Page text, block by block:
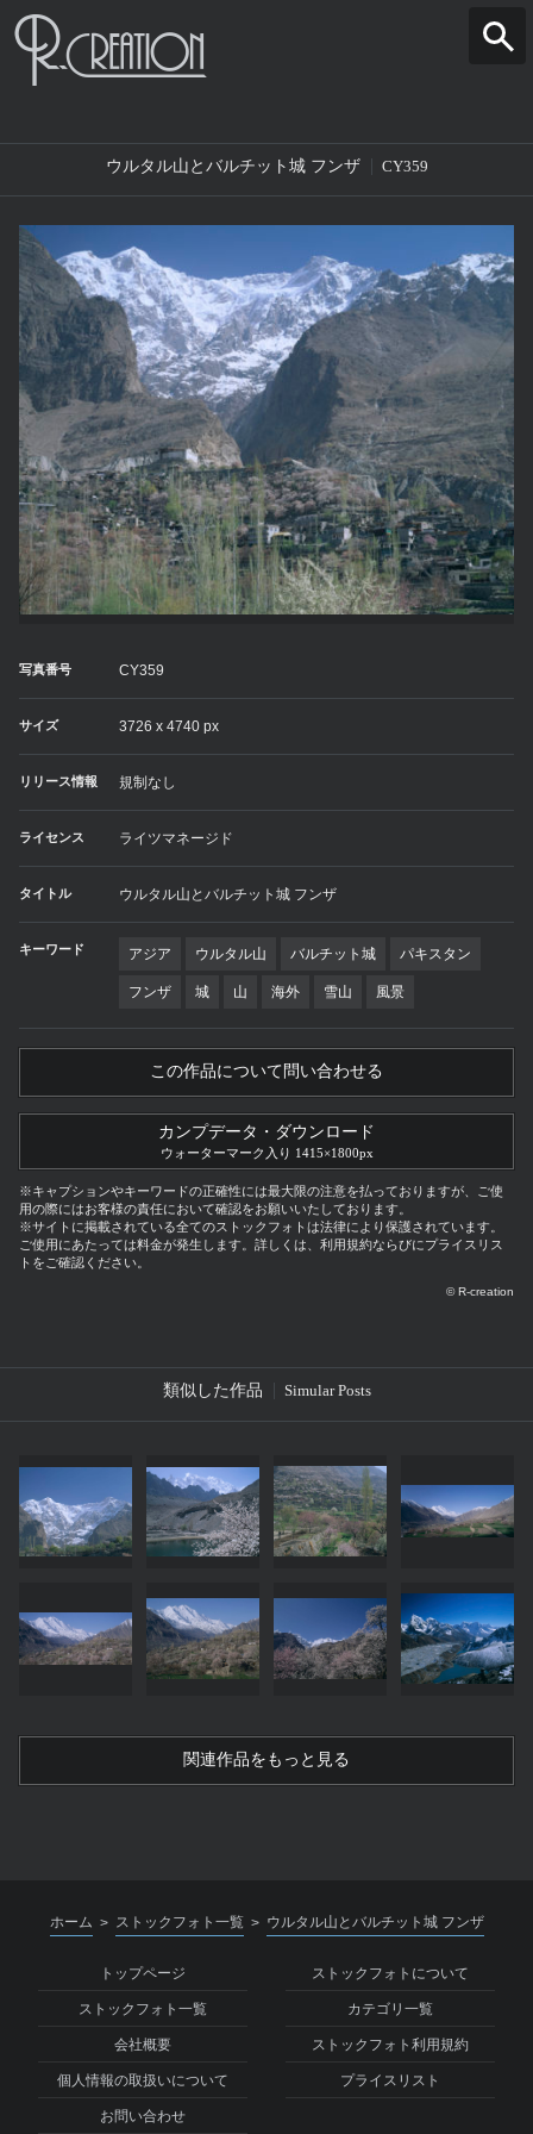
ウルタル山とバルチット城 フンザ CY359
写真番号 CY359
サイズ 3726 x 4740 px
リリース情報 規制なし
ライセンス ライツマネージド
タイトル ウルタル山とバルチット城 フンザ
キーワード アジア ウルタル山 バルチット城 パキスタン
フンザ 城 山 海外 雪山 風景
この作品について問い合わせる
カンプデータ・ダウンロード
ウォーターマーク入り 1415×1800px
※キャプションやキーワードの正確性には最大限の注意を払っておりますが、ご使
用の際にはお客様の責任において確認をお願いいたしております。
※サイトに掲載されている全てのストックフォトは法律により保護されています。
ご使用にあたっては料金が発生します。詳しくは、利用規約ならびにプライスリス
トをご確認ください。
© R-creation
類似した作品 Simular Posts
関連作品をもっと見る
ホーム > ストックフォト一覧 > ウルタル山とバルチット城 フンザ
トップページ ストックフォトについて
ストックフォト一覧 カテゴリ一覧
会社概要 ストックフォト利用規約
個人情報の取扱いについて プライスリスト
お問い合わせ